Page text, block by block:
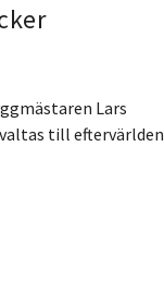
Lars
till eftervärlden